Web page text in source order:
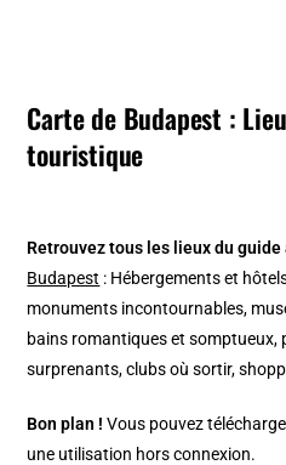
Carte de Budapest :
touristique
Retrouvez tous les lieux du
Budapest : Hébergements et
monuments incontournables,
bains romantiques et somptueux,
surprenants, clubs où sortir,
Bon plan ! Vous pouvez
une utilisation hors connexion.